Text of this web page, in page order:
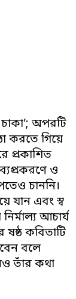
অপরটি
করতে গিয়ে
প্রকাশিত
ও
চাননি।
যান এবং স্ব
আচার্য
ষষ্ঠ কবিতাটি
বলে
তাঁর কথা